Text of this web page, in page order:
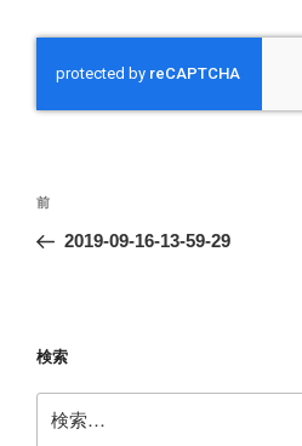
投
ナ
ー
シ
ョ
前
の
前
2019-09-16-13-59-29
検索
索: